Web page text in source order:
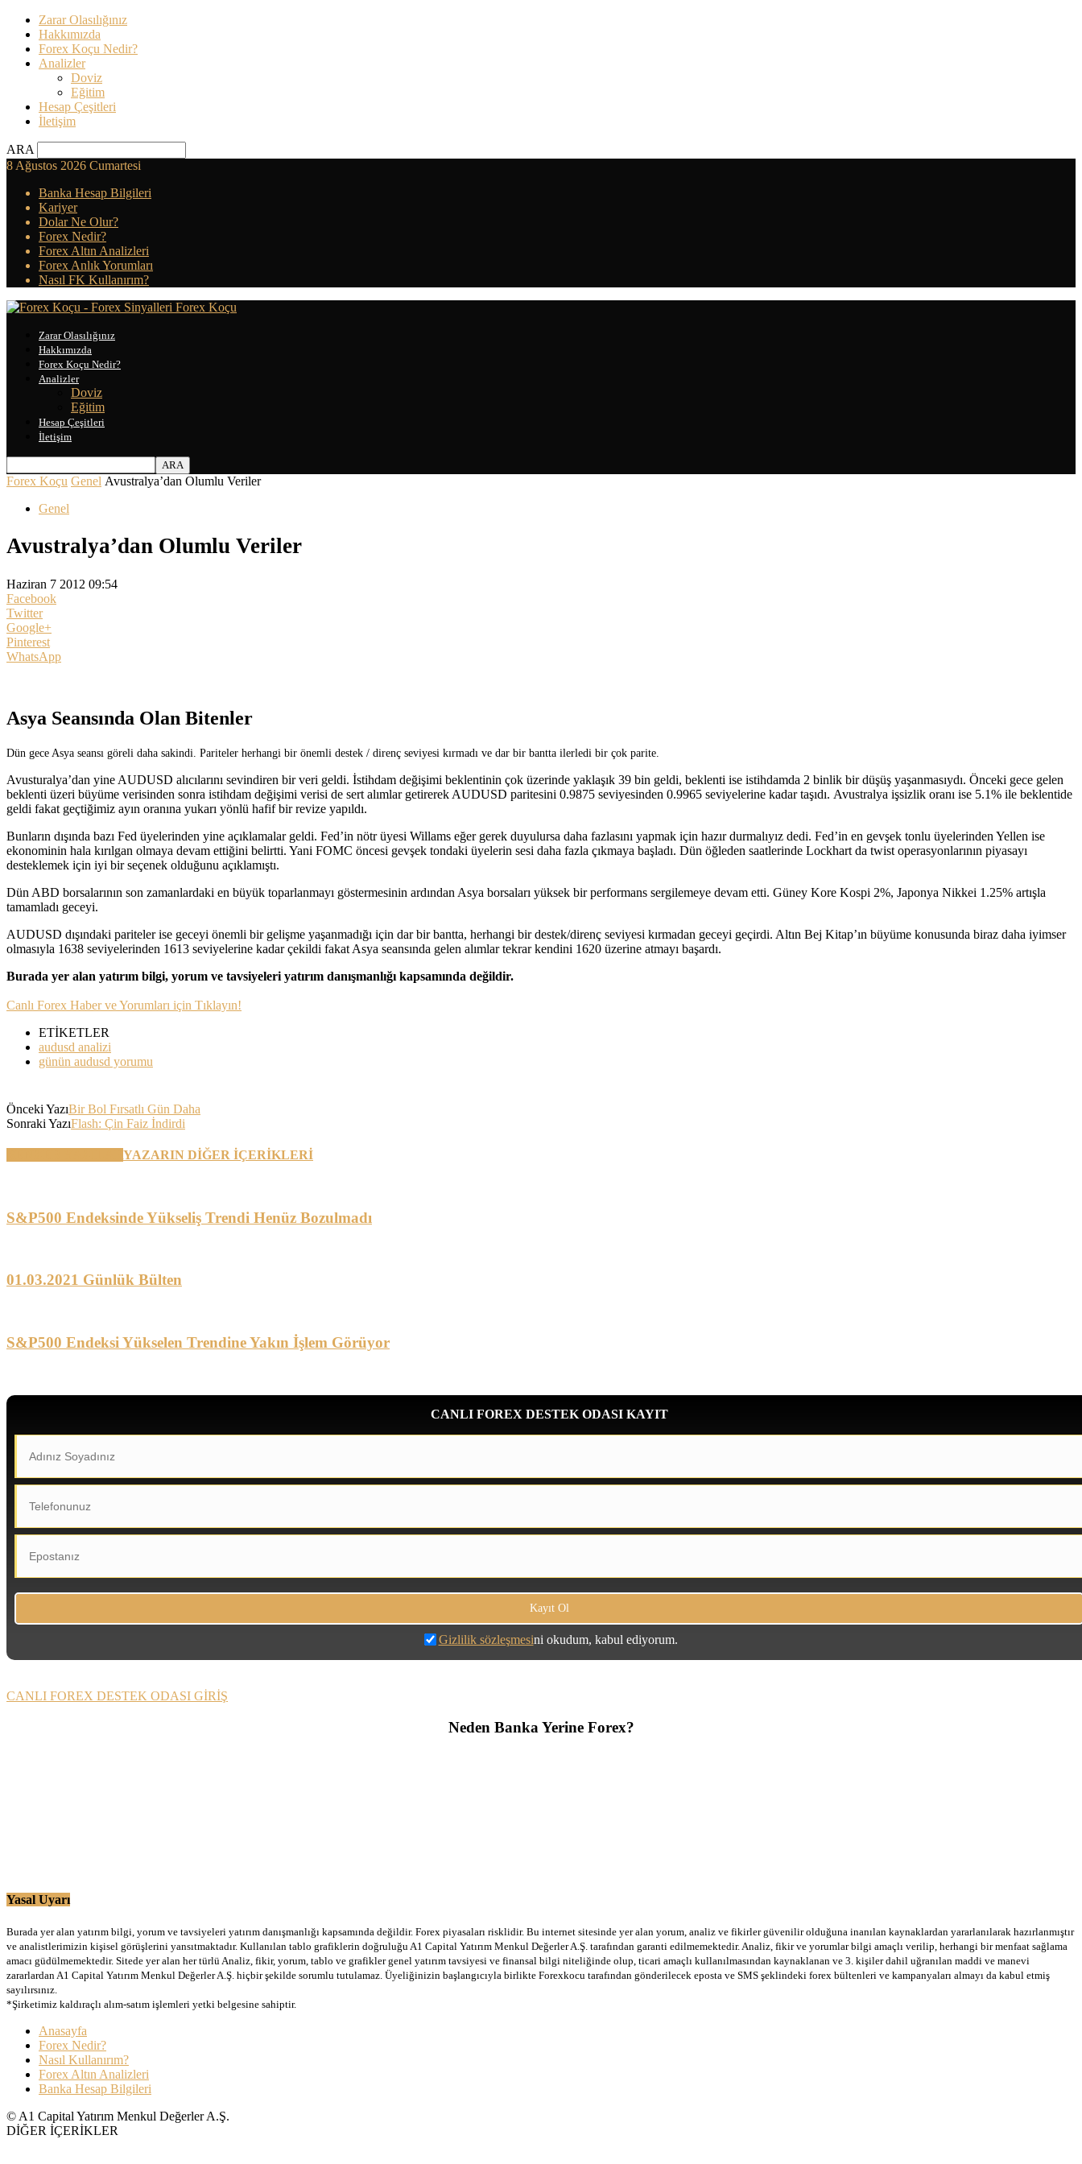
Zarar Olasılığınız
Hakkımızda
Forex Koçu Nedir?
Analizler
Doviz
Eğitim
Hesap Çeşitleri
İletişim
ARA
8 Ağustos 2026 Cumartesi
Banka Hesap Bilgileri
Kariyer
Dolar Ne Olur?
Forex Nedir?
Forex Altın Analizleri
Forex Anlık Yorumları
Nasıl FK Kullanırım?
Forex Koçu
Zarar Olasılığınız
Hakkımızda
Forex Koçu Nedir?
Analizler
Doviz
Eğitim
Hesap Çeşitleri
İletişim
Forex Koçu Genel Avustralya’dan Olumlu Veriler
Genel
Avustralya’dan Olumlu Veriler
Haziran 7 2012 09:54
Facebook
Twitter
Google+
Pinterest
WhatsApp
Asya Seansında Olan Bitenler
Dün gece Asya seansı göreli daha sakindi. Pariteler herhangi bir önemli destek / direnç seviyesi kırmadı ve dar bir bantta ilerledi bir çok parite.
Avusturalya’dan yine AUDUSD alıcılarını sevindiren bir veri geldi. İstihdam değişimi beklentinin çok üzerinde yaklaşık 39 bin geldi, beklenti ise istihdamda 2 binlik bir düşüş yaşanmasıydı. Önceki gece gelen
beklenti üzeri büyüme verisinden sonra istihdam değişimi verisi de sert alımlar getirerek AUDUSD paritesini 0.9875 seviyesinden 0.9965 seviyelerine kadar taşıdı. Avustralya işsizlik oranı ise 5.1% ile beklentide
geldi fakat geçtiğimiz ayın oranına yukarı yönlü hafif bir revize yapıldı.
Bunların dışında bazı Fed üyelerinden yine açıklamalar geldi. Fed’in nötr üyesi Willams eğer gerek duyulursa daha fazlasını yapmak için hazır durmalıyız dedi. Fed’in en gevşek tonlu üyelerinden Yellen ise
ekonominin hala kırılgan olmaya devam ettiğini belirtti. Yani FOMC öncesi gevşek tondaki üyelerin sesi daha fazla çıkmaya başladı. Dün öğleden saatlerinde Lockhart da twist operasyonlarının piyasayı
desteklemek için iyi bir seçenek olduğunu açıklamıştı.
Dün ABD borsalarının son zamanlardaki en büyük toparlanmayı göstermesinin ardından Asya borsaları yüksek bir performans sergilemeye devam etti. Güney Kore Kospi 2%, Japonya Nikkei 1.25% artışla
tamamladı geceyi.
AUDUSD dışındaki pariteler ise geceyi önemli bir gelişme yaşanmadığı için dar bir bantta, herhangi bir destek/direnç seviyesi kırmadan geceyi geçirdi. Altın Bej Kitap’ın büyüme konusunda biraz daha iyimser
olmasıyla 1638 seviyelerinden 1613 seviyelerine kadar çekildi fakat Asya seansında gelen alımlar tekrar kendini 1620 üzerine atmayı başardı.
Burada yer alan yatırım bilgi, yorum ve tavsiyeleri yatırım danışmanlığı kapsamında değildir.
Canlı Forex Haber ve Yorumları için Tıklayın!
ETİKETLER
audusd analizi
günün audusd yorumu
Önceki YazıBir Bol Fırsatlı Gün Daha
Sonraki YazıFlash: Çin Faiz İndirdi
YAZARIN DİĞER İÇERİKLERİ
S&P500 Endeksinde Yükseliş Trendi Henüz Bozulmadı
01.03.2021 Günlük Bülten
S&P500 Endeksi Yükselen Trendine Yakın İşlem Görüyor
CANLI FOREX DESTEK ODASI KAYIT
Gizlilik sözleşmesini okudum, kabul ediyorum.
CANLI FOREX DESTEK ODASI GİRİŞ
Neden Banka Yerine Forex?
Yasal Uyarı
Burada yer alan yatırım bilgi, yorum ve tavsiyeleri yatırım danışmanlığı kapsamında değildir. Forex piyasaları risklidir. Bu internet sitesinde yer alan yorum, analiz ve fikirler güvenilir olduğuna inanılan kaynaklardan yararlanılarak hazırlanmıştır
ve analistlerimizin kişisel görüşlerini yansıtmaktadır. Kullanılan tablo grafiklerin doğruluğu A1 Capital Yatırım Menkul Değerler A.Ş. tarafından garanti edilmemektedir. Analiz, fikir ve yorumlar bilgi amaçlı verilip, herhangi bir menfaat sağlama
amacı güdülmemektedir. Sitede yer alan her türlü Analiz, fikir, yorum, tablo ve grafikler genel yatırım tavsiyesi ve finansal bilgi niteliğinde olup, ticari amaçlı kullanılmasından kaynaklanan ve 3. kişiler dahil uğranılan maddi ve manevi
zararlardan A1 Capital Yatırım Menkul Değerler A.Ş. hiçbir şekilde sorumlu tutulamaz. Üyeliğinizin başlangıcıyla birlikte Forexkocu tarafından gönderilecek eposta ve SMS şeklindeki forex bültenleri ve kampanyaları almayı da kabul etmiş
sayılırsınız.
*Şirketimiz kaldıraçlı alım-satım işlemleri yetki belgesine sahiptir.
Anasayfa
Forex Nedir?
Nasıl Kullanırım?
Forex Altın Analizleri
Banka Hesap Bilgileri
© A1 Capital Yatırım Menkul Değerler A.Ş.
DİĞER İÇERİKLER